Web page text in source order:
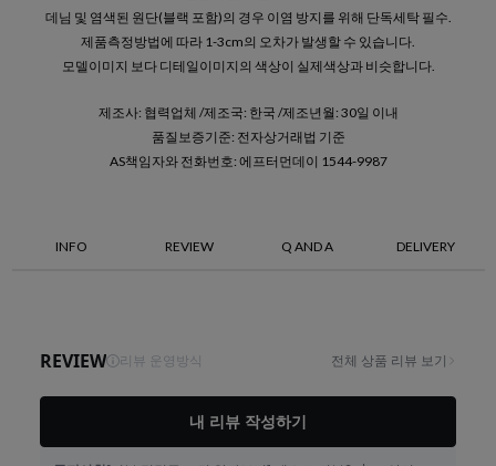
데님 및 염색된 원단(블랙 포함)의 경우 이염 방지를 위해 단독세탁 필수.
제품측정방법에 따라 1-3cm의 오차가 발생할 수 있습니다.
모델이미지 보다 디테일이미지의 색상이 실제색상과 비슷합니다.
제조사: 협력업체 /제조국: 한국 /제조년월: 30일 이내
품질보증기준: 전자상거래법 기준
AS책임자와 전화번호: 에프터먼데이 1544-9987
INFO REVIEW Q AND A DELIVERY